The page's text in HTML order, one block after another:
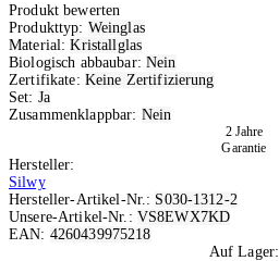
Produkt bewerten
Produkttyp: Weinglas
Material:Kristallglas
Biologisch abbaubar: Nein
Zertifikate: Keine Zertifizierung
Set: Ja
Zusammenklappbar: Nein
2 Jahre
Garantie
Hersteller:
Silwy
Hersteller-Artikel-Nr.: S030-1312-2
Unsere-Artikel-Nr.: VS8EWX7KD
EAN: 4260439975218
Auf Lager: